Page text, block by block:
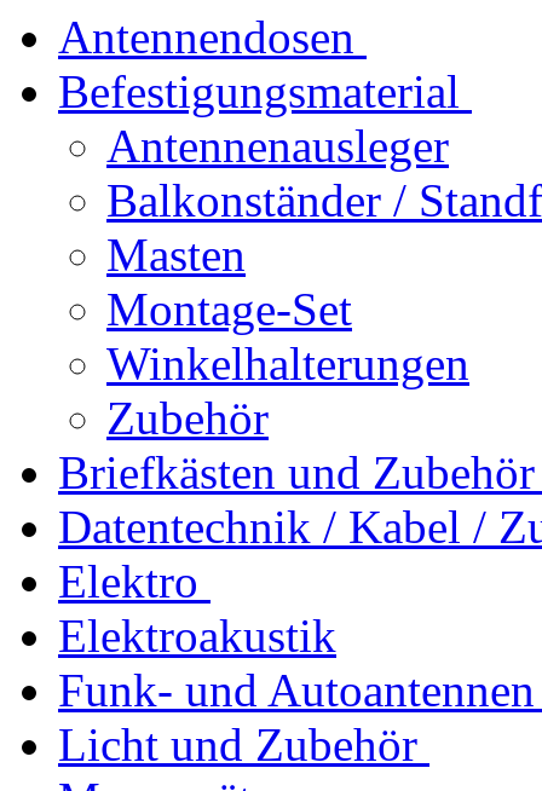
Antennendosen
Befestigungsmaterial
Antennenausleger
Balkonständer /
Masten
Montage-Set
Winkelhalterungen
Zubehör
Briefkästen und Zubehör
Datentechnik / Kabel /
Elektro
Elektroakustik
Funk- und Autoantennen
Licht und Zubehör